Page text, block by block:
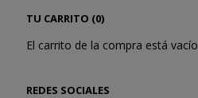
TU CARRITO (0)
El carrito de la compra está vacío
REDES SOCIALES